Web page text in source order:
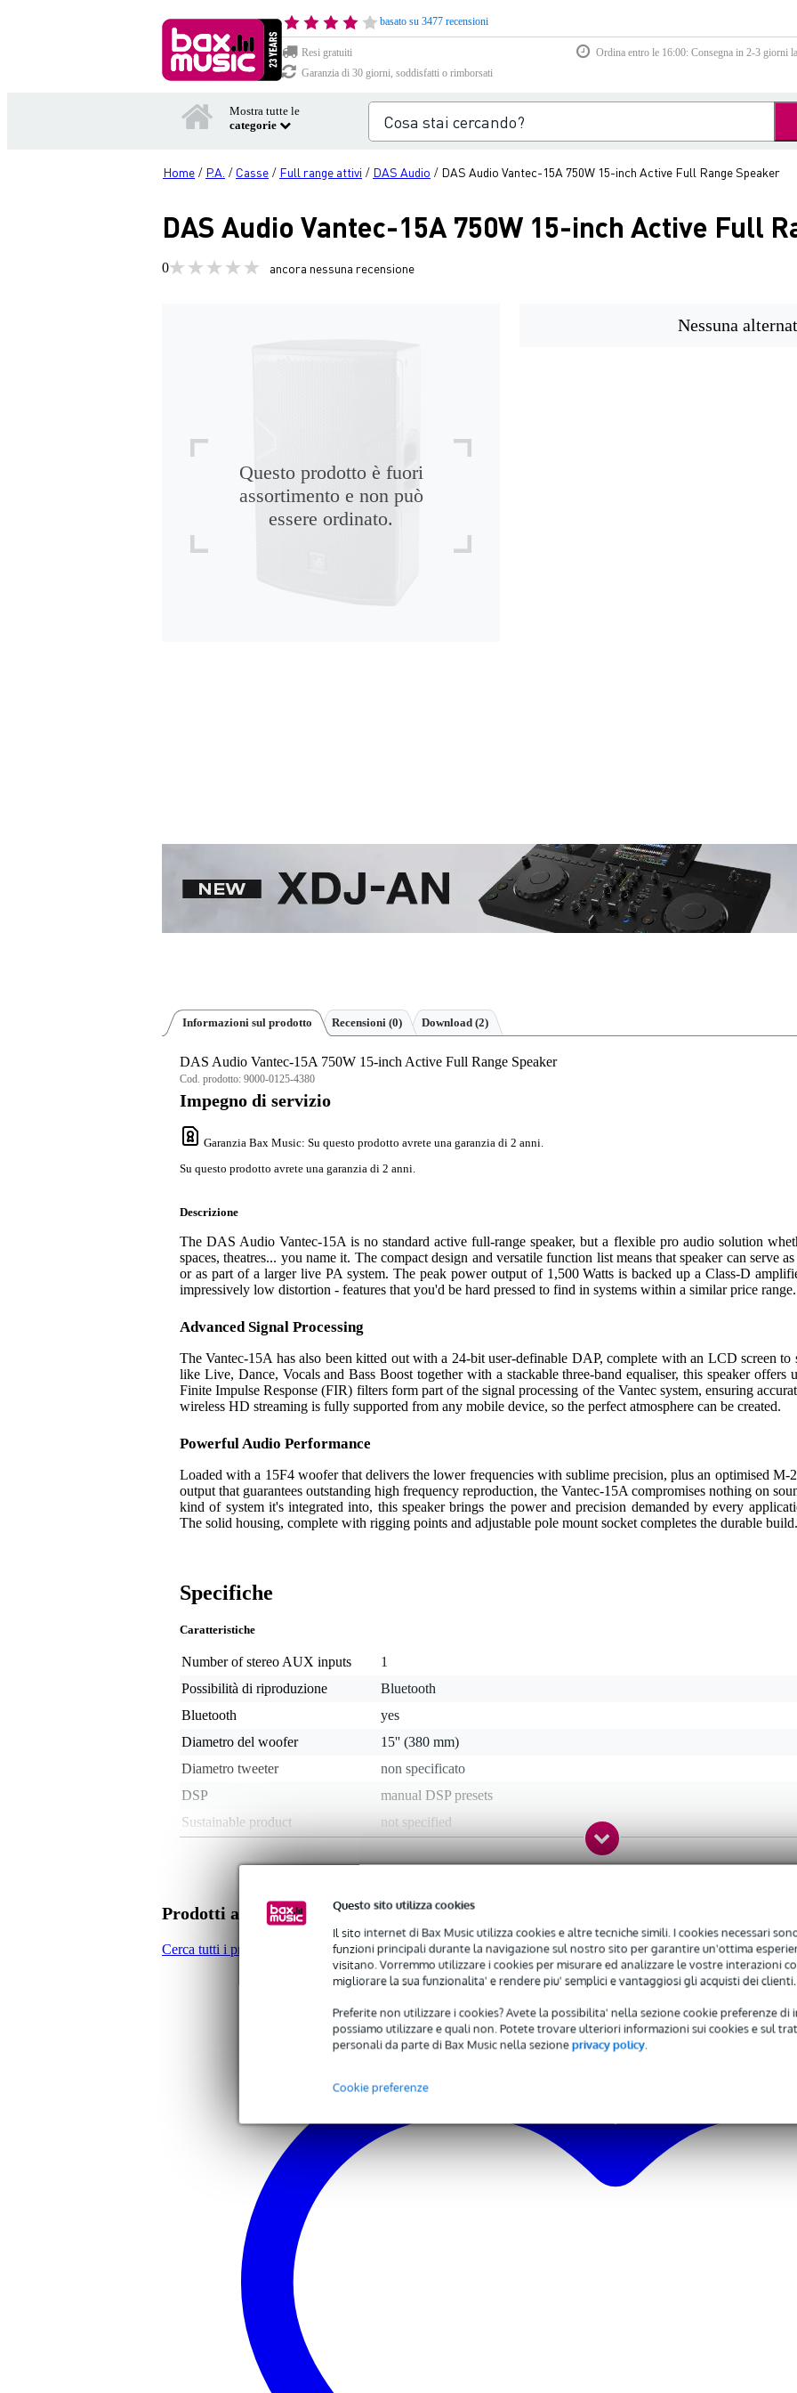
Questo sito utilizza cookies
Il sito internet di Bax Music utilizza cookies e altre tecniche simili. I cookies necessari
funzioni principali durante la navigazione sul nostro sito per garantire un'ottima
visitano. Vorremmo utilizzare i cookies per misurare ed analizzare le vostre interazioni
migliorare la sua funzionalita' e rendere piu' semplici e vantaggiosi gli acquisti dei clienti.
Preferite non utilizzare i cookies? Avete la possibilita' nella sezione cookie preferenze di
possiamo utilizzare e quali non. Potete trovare ulteriori informazioni sui cookies e sul
personali da parte di Bax Music nella sezioneprivacy policy.
Cookie preferenze
basato su 3477 recensioni
Resi gratuiti
Ordina entro le 16:00: Consegna in 2-3 giorni
Garanzia di 30 giorni, soddisfatti o rimborsati
Mostra tutte le
categorie
Home / P.A. / Casse / Full range attivi / DAS Audio / DAS Audio Vantec-15A 750W 15-inch Active Full Range Speaker
DAS Audio Vantec-15A 750W 15-inch Active Full
0 ancora nessuna recensione
Questo prodotto è fuori
assortimento e non può
essere ordinato.
Nessuna
Informazioni sul prodotto Recensioni (0) Download (2)
DAS Audio Vantec-15A 750W 15-inch Active Full Range Speaker
Cod. prodotto: 9000-0125-4380
Impegno di servizio
Garanzia Bax Music: Su questo prodotto avrete una garanzia di 2 anni.
Su questo prodotto avrete una garanzia di 2 anni.
Descrizione
The DAS Audio Vantec-15A is no standard active full-range speaker, but a flexible pro audio solution
spaces, theatres... you name it. The compact design and versatile function list means that speaker can serve
or as part of a larger live PA system. The peak power output of 1,500 Watts is backed up a Class-D
impressively low distortion - features that you'd be hard pressed to find in systems within a similar price range.
Advanced Signal Processing
The Vantec-15A has also been kitted out with a 24-bit user-definable DAP, complete with an LCD screen to
like Live, Dance, Vocals and Bass Boost together with a stackable three-band equaliser, this speaker
Finite Impulse Response (FIR) filters form part of the signal processing of the Vantec system, ensuring
wireless HD streaming is fully supported from any mobile device, so the perfect atmosphere can be created.
Powerful Audio Performance
Loaded with a 15F4 woofer that delivers the lower frequencies with sublime precision, plus an optimised
output that guarantees outstanding high frequency reproduction, the Vantec-15A compromises nothing on
kind of system it's integrated into, this speaker brings the power and precision demanded by every
The solid housing, complete with rigging points and adjustable pole mount socket completes the durable build.
Specifiche
Caratteristiche
Number of stereo AUX inputs
1
Possibilità di riproduzione
Bluetooth
Bluetooth
yes
Diametro del woofer
15'' (380 mm)
Diametro tweeter
non specificato
DSP
manual DSP presets
Sustainable product
not specified
Total guitar/bass inputs
none
Total line inputs
2
Ingresso microfono
sì, 2
Equalizzatore integrato
sì
wood
130 - 139 dB
60 - 79 Hz
Analogue audio input type
balanced line in (TRS jack), balanced line in (XLR), microphone input
Analogue audio output type
Uscita per cassa passiva
Peso e dimensioni imballaggio incluso
(imballaggio incluso)
Dimensioni
(imballaggio incluso)
performance:
Prodotti alternativi di altre marche
Cerca tutti i prodotti nella categoria Full range attivi